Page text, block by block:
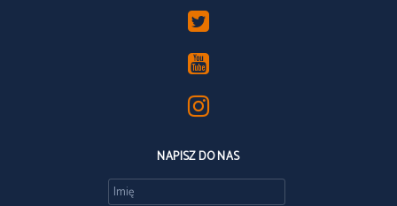
NAPISZ DO NAS